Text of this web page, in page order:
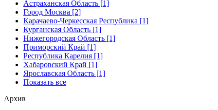
Астраханская Область [1]
Город Москва [2]
Карачаево-Черкесская Республика [1]
Курганская Область [1]
Нижегородская Область [1]
Приморский Край [1]
Республика Карелия [1]
Хабаровский Край [1]
Ярославская Область [1]
Показать все
Архив